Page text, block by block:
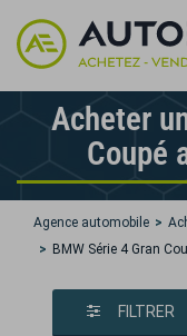
Acheter
Coupé
Agence automobile
BMW Série 4 Gran
FILTRER